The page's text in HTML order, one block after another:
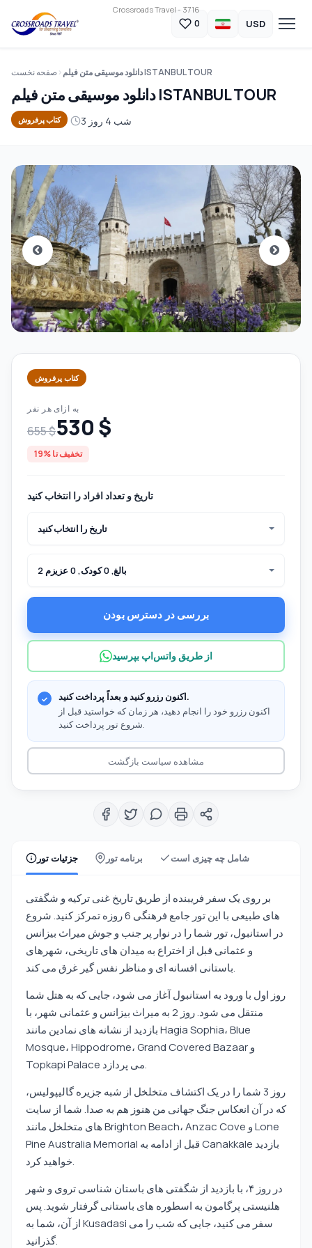
Crossroads Travel - 3716
0 USD
صفحه نخست دانلود موسیقی متن فیلم ISTANBUL TOUR
دانلود موسیقی متن فیلم ISTANBUL TOUR
کتاب پرفروش 3 شب 4 روز
جزئیات تور برنامه تور شامل چه چیزی است
بر روی یک سفر فریبنده از طریق تاریخ غنی ترکیه و شگفتی
های طبیعی با این تور جامع فرهنگی 6 روزه تمرکز کنید. شروع
در استانبول، تور شما را در نوار پر جنب و جوش میراث بیزانس
و عثمانی قبل از اختراع به میدان های تاریخی، شهرهای
باستانی افسانه ای و مناظر نفس گیر غرق می کند.
روز اول با ورود به استانبول آغاز می شود، جایی که به هتل شما
منتقل می شود. روز 2 به میراث بیزانس و عثمانی شهر، با
بازدید از نشانه های نمادین مانند Hagia Sophia، Blue
Mosque، Hippodrome، Grand Covered Bazaar و
Topkapi Palace می پردازد.
روز 3 شما را در یک اکتشاف متخلخل از شبه جزیره گالیپولیس،
که در آن انعکاس جنگ جهانی من هنوز هم به صدا. شما از سایت
های متخلخل مانند Brighton Beach، Anzac Cove و Lone
Pine Australia Memorial قبل از ادامه به Canakkale بازدید
خواهید کرد.
در روز ۴، با بازدید از شگفتی های باستان شناسی تروی و شهر
هلنیستی پرگامون به اسطوره های باستانی گرفتار شوید. پس
از آن، شما به Kusadasi سفر می کنید، جایی که شب را می
گذرانید.
کتاب پرفروش
به ازای هر نفر
655 $530 $
تخفیف تا %19
تاریخ و تعداد افراد را انتخاب کنید
تاریخ را انتخاب کنید
2 بالغ, 0 کودک, 0 عزیزم
بررسی در دسترس بودن
از طریق واتس‌اپ بپرسید
اکنون رزرو کنید و بعداً پرداخت کنید.
اکنون رزرو خود را انجام دهید، هر زمان که خواستید قبل از
شروع تور پرداخت کنید.
مشاهده سیاست بازگشت